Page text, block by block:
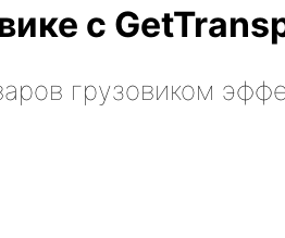
с
грузовиком